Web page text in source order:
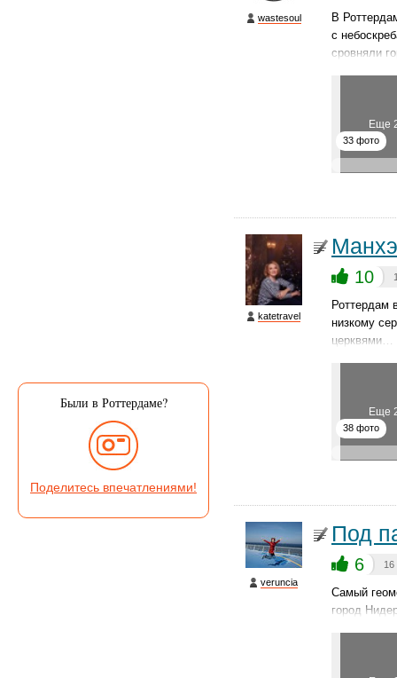
Были в Роттердаме?
Поделитесь впечатлениями!
wastesoul
В
с
сровняли
Еще
33 фото
katetravel
10
Роттердам
низкому
церквями…
Еще
38 фото
veruncia
Под
6 16
Самый
город